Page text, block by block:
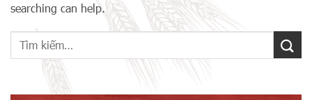
searching can help.